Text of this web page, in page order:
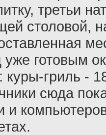
третьи
столовой,
готовым
гриль -
сюда
и